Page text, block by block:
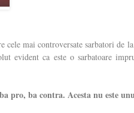
cele mai controversate sarbatori de
evident ca este o sarbatoare
pro, ba contra. Acesta nu este